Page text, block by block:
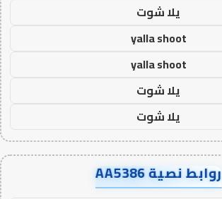
يلا شوت
yalla shoot
yalla shoot
يلا شوت
يلا شوت
روابط نصية AA5386